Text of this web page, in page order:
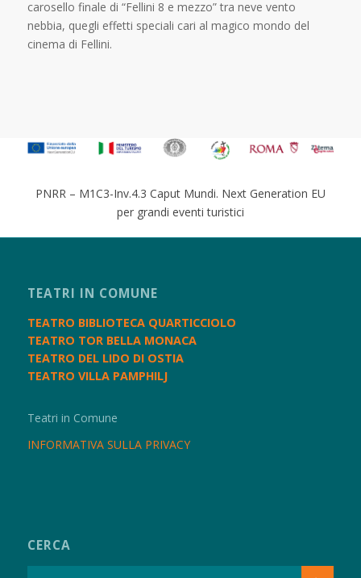
carosello finale di “Fellini 8 e mezzo” tra neve vento
nebbia, quegli effetti speciali cari al magico mondo del
cinema di Fellini.
PNRR – M1C3-Inv.4.3 Caput Mundi. Next Generation EU
per grandi eventi turistici
TEATRI IN COMUNE
TEATRO BIBLIOTECA QUARTICCIOLO
TEATRO TOR BELLA MONACA
TEATRO DEL LIDO DI OSTIA
TEATRO VILLA PAMPHILJ
Teatri in Comune
INFORMATIVA SULLA PRIVACY
CERCA